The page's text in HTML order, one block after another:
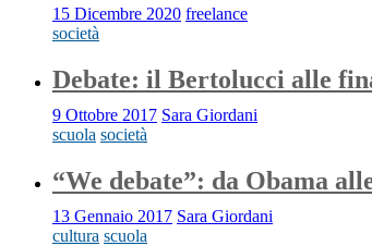
15 Dicembre 2020 freelance
società
Debate: il Bertolucci alle
9 Ottobre 2017 Sara Giordani
scuola società
“We debate”: da Obama
13 Gennaio 2017 Sara Giordani
cultura scuola